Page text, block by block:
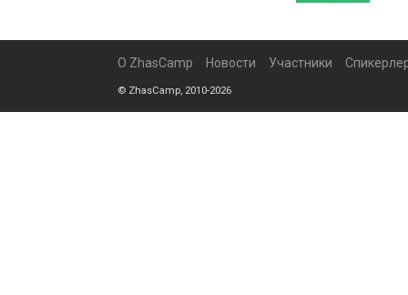
О ZhasCamp Новости Участники
© ZhasCamp, 2010-2026